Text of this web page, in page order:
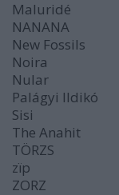
Maluridé
NANANA
New Fossils
Noira
Nular
Palágyi Ildikó
Sisi
The Anahit
TÖRZS
zïp
ZORZ